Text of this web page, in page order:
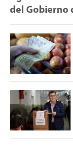
del Gobierno